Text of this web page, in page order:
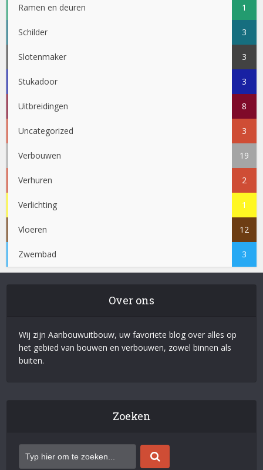
Ramen en deuren 1
Schilder 3
Slotenmaker 3
Stukadoor 3
Uitbreidingen 8
Uncategorized 3
Verbouwen 19
Verhuren 2
Verlichting 1
Vloeren 12
Zwembad 3
Over ons
Wij zijn Aanbouwuitbouw, uw favoriete blog over alles op
het gebied van bouwen en verbouwen, zowel binnen als
buiten.
Zoeken